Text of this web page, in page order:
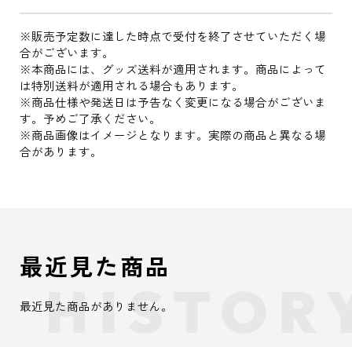
※販売予定数に達した時点で受付を終了させていただく場
合がございます。
※本商品には、グッズ送料が適用されます。商品によって
は特別送料が適用される場合もあります。
※商品仕様や発送日は予告なく変更になる場合がございま
す。予めご了承ください。
※商品画像はイメージとなります。実際の商品と異なる場
合があります。
最近見た商品
最近見た商品がありません。